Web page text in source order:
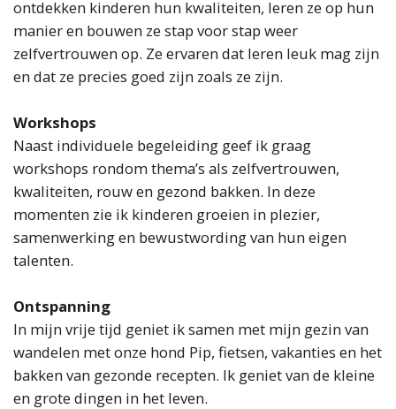
ontdekken kinderen hun kwaliteiten, leren ze op hun
manier en bouwen ze stap voor stap weer
zelfvertrouwen op. Ze ervaren dat leren leuk mag zijn
en dat ze precies goed zijn zoals ze zijn.
Workshops
Naast individuele begeleiding geef ik graag
workshops rondom thema’s als zelfvertrouwen,
kwaliteiten, rouw en gezond bakken. In deze
momenten zie ik kinderen groeien in plezier,
samenwerking en bewustwording van hun eigen
talenten.
Ontspanning
In mijn vrije tijd geniet ik samen met mijn gezin van
wandelen met onze hond Pip, fietsen, vakanties en het
bakken van gezonde recepten. Ik geniet van de kleine
en grote dingen in het leven.